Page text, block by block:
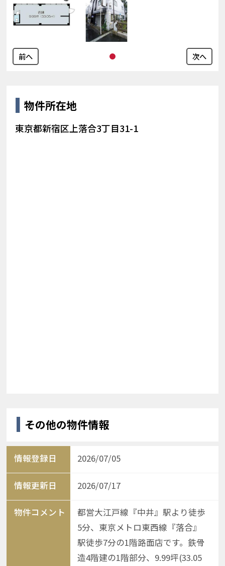
前へ 次へ
物件所在地
東京都新宿区上落合3丁目31-1
その他の物件情報
情報登録日 2026/07/05
情報更新日 2026/07/17
物件コメント
都営大江戸線『中井』駅より徒歩
5分、東京メトロ東西線『落合』
駅徒歩7分の1階路面店です。鉄骨
造4階建の1階部分、9.99坪(33.05